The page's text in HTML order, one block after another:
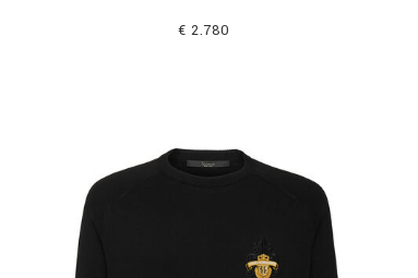
€ 2.780